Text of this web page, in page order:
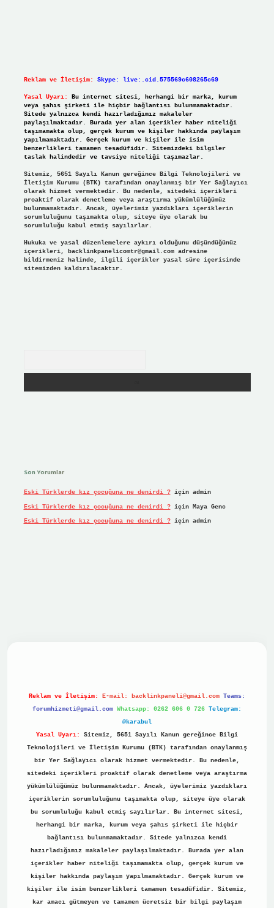
Reklam ve İletişim: Skype: live:.cid.575569c608265c69
Yasal Uyarı:
Bu internet sitesi, herhangi bir marka, kurum
veya şahıs şirketi ile hiçbir bağlantısı bulunmamaktadır.
Sitede yalnızca kendi hazırladığımız makaleler
paylaşılmaktadır. Burada yer alan içerikler haber niteliği
taşımamakta olup, gerçek kurum ve kişiler hakkında paylaşım
yapılmamaktadır. Gerçek kurum ve kişiler ile isim
benzerlikleri tamamen tesadüfidir. Sitemizdeki bilgiler
taslak halindedir ve tavsiye niteliği taşımazlar.
Sitemiz, 5651 Sayılı Kanun gereğince Bilgi Teknolojileri ve
İletişim Kurumu (BTK) tarafından onaylanmış bir Yer Sağlayıcı
olarak hizmet vermektedir. Bu nedenle, sitedeki içerikleri
proaktif olarak denetleme veya araştırma yükümlülüğümüz
bulunmamaktadır. Ancak, üyelerimiz yazdıkları içeriklerin
sorumluluğunu taşımakta olup, siteye üye olarak bu
sorumluluğu kabul etmiş sayılırlar.
Hukuka ve yasal düzenlemelere aykırı olduğunu düşündüğünüz
içerikleri, backlinkpanelicomtr@gmail.comadresine
bildirmeniz halinde, ilgili içerikler yasal süre içerisinde
sitemizden kaldırılacaktır.
Son Yorumlar
Eski Türklerde kız çocuğuna ne denirdi ?için admin
Eski Türklerde kız çocuğuna ne denirdi ?için Maya Genc
Eski Türklerde kız çocuğuna ne denirdi ?için admin
Reklam ve İletişim: E-mail: backlinkpaneli@gmail.com Teams:
forumhizmeti@gmail.com Whatsapp: 0262 606 0 726 Telegram:
@karabul
Yasal Uyarı:
Sitemiz, 5651 Sayılı Kanun gereğince Bilgi
Teknolojileri ve İletişim Kurumu (BTK) tarafından onaylanmış
bir Yer Sağlayıcı olarak hizmet vermektedir. Bu nedenle,
sitedeki içerikleri proaktif olarak denetleme veya araştırma
yükümlülüğümüz bulunmamaktadır. Ancak, üyelerimiz yazdıkları
içeriklerin sorumluluğunu taşımakta olup, siteye üye olarak
bu sorumluluğu kabul etmiş sayılırlar. Bu internet sitesi,
herhangi bir marka, kurum veya şahıs şirketi ile hiçbir
bağlantısı bulunmamaktadır. Sitede yalnızca kendi
hazırladığımız makaleler paylaşılmaktadır. Burada yer alan
içerikler haber niteliği taşımamakta olup, gerçek kurum ve
kişiler hakkında paylaşım yapılmamaktadır. Gerçek kurum ve
kişiler ile isim benzerlikleri tamamen tesadüfidir. Sitemiz,
kar amacı gütmeyen ve tamamen ücretsiz bir bilgi paylaşım